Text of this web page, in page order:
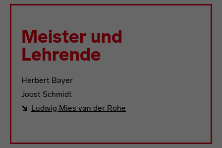
Meister und
Lehrende
Herbert Bayer
Joost Schmidt
Ludwig Mies van der Rohe